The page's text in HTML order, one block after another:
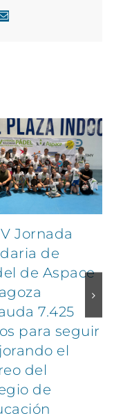
Correo
Jornada
de
de Aspace
7.425
para seguir
el
del
de